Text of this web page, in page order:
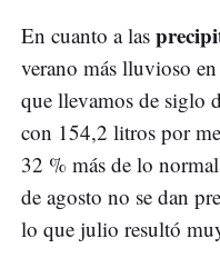
En cuanto a las
verano más lluvioso
que llevamos de siglo
con 154,2 litros por
32 % más de lo
de agosto no se dan
lo que julio resultó